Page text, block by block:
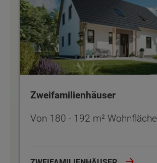
Zweifamilienhäuser
Von 180 - 192 m² Wohnfläche